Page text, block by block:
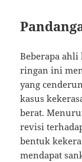
Beberapa
ringan ini
yang
kasus
berat.
revisi
bentuk
mendapat